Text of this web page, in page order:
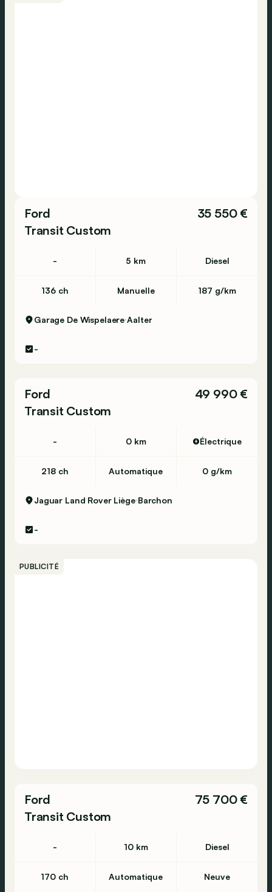
Ford
Transit Custom
35 550 €
- 5 km Diesel
136 ch Manuelle 187 g/km
Garage De Wispelaere Aalter
-
Ford
Transit Custom
49 990 €
- 0 km Électrique
218 ch Automatique 0 g/km
Jaguar Land Rover Liège Barchon
-
PUBLICITÉ
Ford
Transit Custom
75 700 €
- 10 km Diesel
170 ch Automatique Neuve